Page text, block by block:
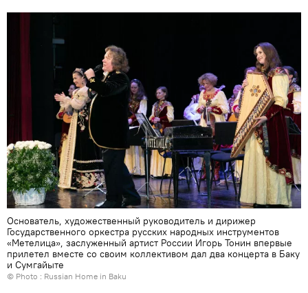
Основатель, художественный руководитель и дирижер
Государственного оркестра русских народных инструментов
«Метелица», заслуженный артист России Игорь Тонин впервые
прилетел вместе со своим коллективом дал два концерта в Баку
и Сумгайыте
© Photo : Russian Home in Baku